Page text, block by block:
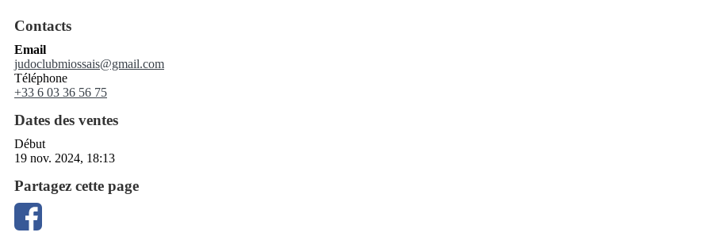
Contacts
Email
judoclubmiossais@gmail.com
Téléphone
+33 6 03 36 56 75
Dates des ventes
Début
19 nov. 2024, 18:13
Partagez cette page